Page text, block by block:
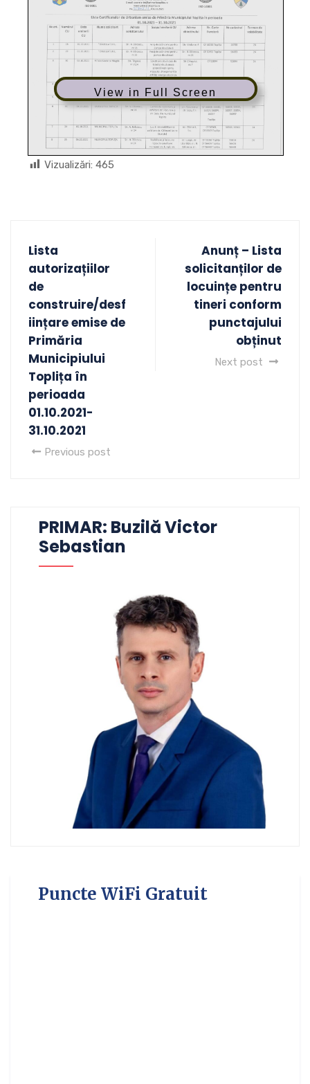
View in Full Screen
Vizualizări: 465
Lista
autorizațiilor
de
construire/desf
iințare emise de
Primăria
Municipiului
Toplița în
perioada
01.10.2021-
31.10.2021
Previous post
Anunț – Lista
solicitanților de
locuințe pentru
tineri conform
punctajului
obținut
Next post
PRIMAR: Buzilă Victor
Sebastian
Puncte WiFi Gratuit